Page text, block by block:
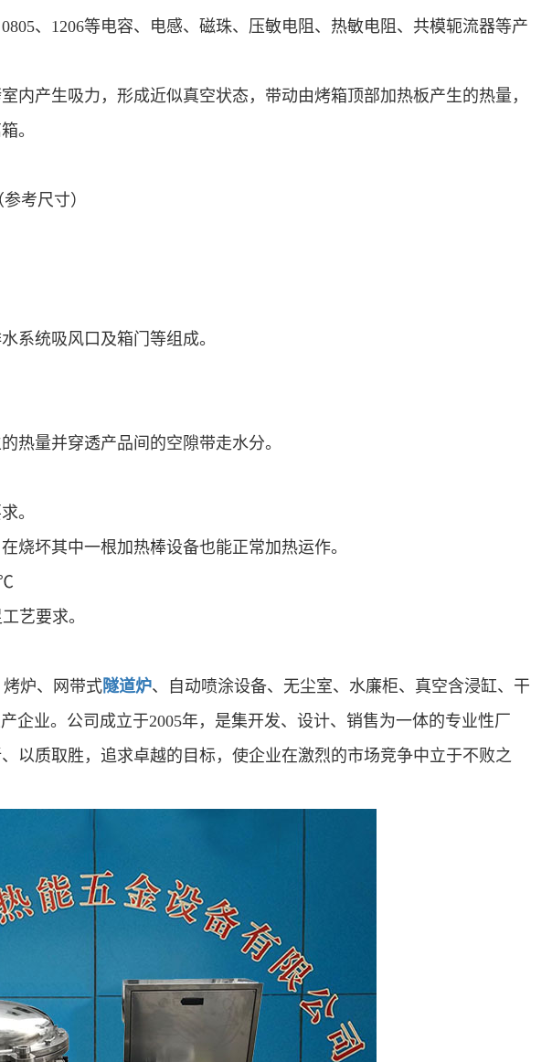
、1206等电容、电感、磁珠、压敏电阻、热敏电阻、共模轭流器等产
内产生吸力，形成近似真空状态，带动由烤箱顶部加热板产生的热量，
。
考尺寸）
系统吸风口及箱门等组成。
热量并穿透产品间的空隙带走水分。
。
烧坏其中一根加热棒设备也能正常加热运作。
艺要求。
炉、网带式隧道炉、自动喷涂设备、无尘室、水廉柜、真空含浸缸、干
企业。公司成立于2005年，是集开发、设计、销售为一体的专业性厂
以质取胜，追求卓越的目标，使企业在激烈的市场竞争中立于不败之